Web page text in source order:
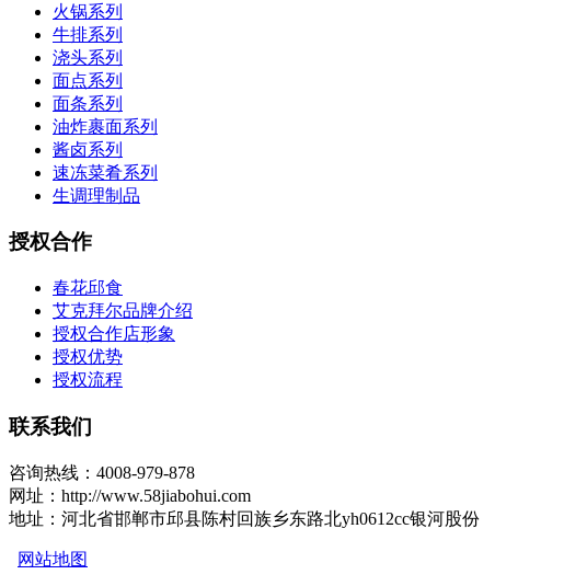
火锅系列
牛排系列
浇头系列
面点系列
面条系列
油炸裹面系列
酱卤系列
速冻菜肴系列
生调理制品
授权合作
春花邱食
艾克拜尔品牌介绍
授权合作店形象
授权优势
授权流程
联系我们
咨询热线：4008-979-878
网址：http://www.58jiabohui.com
地址：河北省邯郸市邱县陈村回族乡东路北yh0612cc银河股份
网站地图